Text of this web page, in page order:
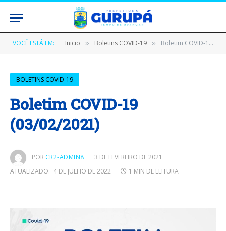
VOCÊ ESTÁ EM: Inicio » Boletins COVID-19 » Boletim COVID-19 (03/02/2021)
BOLETINS COVID-19
Boletim COVID-19
(03/02/2021)
POR CR2-ADMIN8
3 DE FEVEREIRO DE 2021
ATUALIZADO: 4 DE JULHO DE 2022 1 MIN DE LEITURA